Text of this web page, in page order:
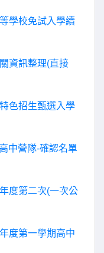
學校免試入學續
資訊整理(直接
色招生甄選入學
中營隊-確認名單
度第二次(一次公
度第一學期高中